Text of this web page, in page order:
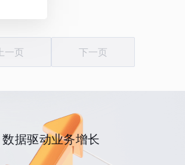
上一页 下一页
数据驱动业务增长